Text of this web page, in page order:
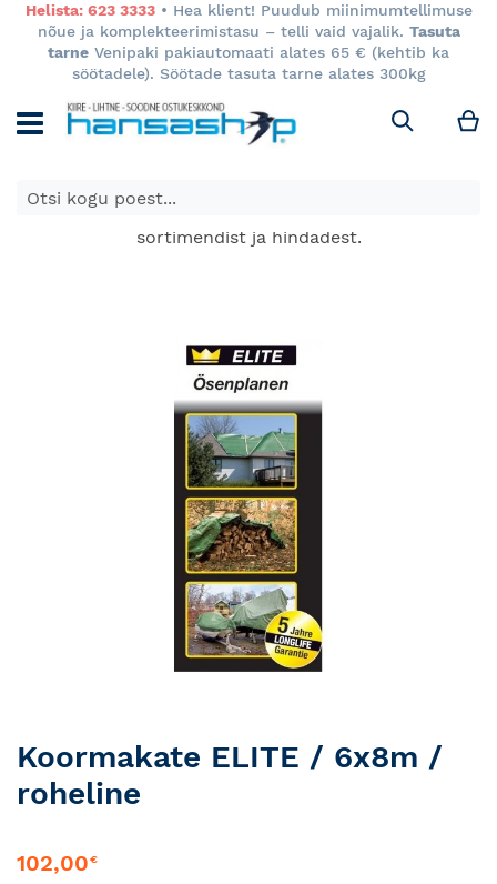
Helista: 623 3333• Hea klient! Puudub miinimumtellimuse
nõue ja komplekteerimistasu – telli vaid vajalik. Tasuta
tarne Venipaki pakiautomaati alates 65 € (kehtib ka
söötadele). Söötade tasuta tarne alates 300kg
Otsi
E-poes kuvatavad toodete hinnad kehtivad ainult e-
poes ja võivad erineda Keila ja Tartu poodide
sortimendist ja hindadest.
Skip
to
the
the
Koormakate ELITE / 6x8m /
roheline
102,00€